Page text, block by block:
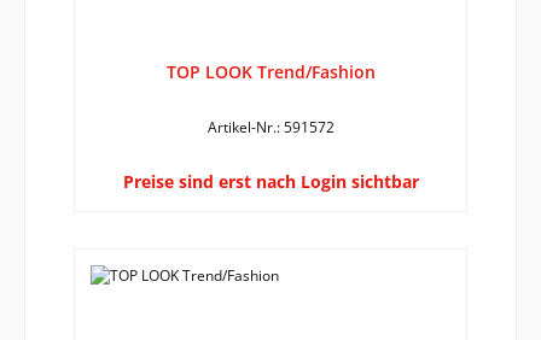
TOP LOOK Trend/Fashion
Artikel-Nr.: 591572
Preise sind erst nach Login sichtbar